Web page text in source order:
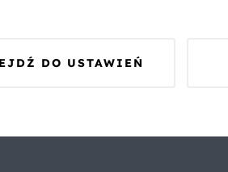
DO USTAWIEŃ